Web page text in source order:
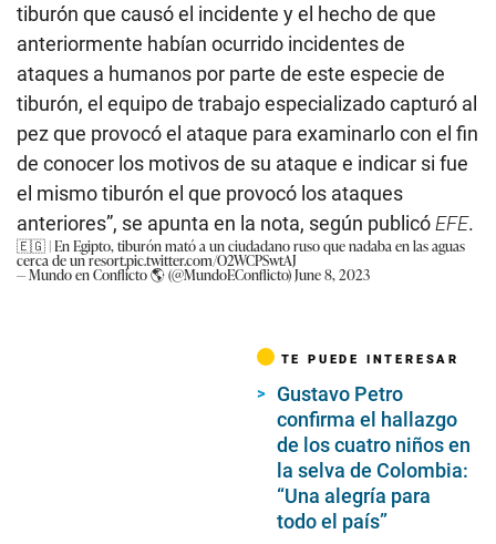
tiburón que causó el incidente y el hecho de que
anteriormente habían ocurrido incidentes de
ataques a humanos por parte de este especie de
tiburón, el equipo de trabajo especializado capturó al
pez que provocó el ataque para examinarlo con el fin
de conocer los motivos de su ataque e indicar si fue
el mismo tiburón el que provocó los ataques
anteriores”, se apunta en la nota, según publicó EFE.
🇪🇬 | En Egipto, tiburón mató a un ciudadano ruso que nadaba en las aguas
cerca de un resort.pic.twitter.com/O2WCPSwtAJ
— Mundo en Conflicto 🌎 (@MundoEConflicto)June 8, 2023
TE PUEDE INTERESAR
Gustavo Petro
confirma el hallazgo
de los cuatro niños en
la selva de Colombia:
“Una alegría para
todo el país”